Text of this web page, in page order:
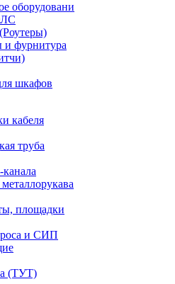
оборудовани
фурнитура
шкафов
кабеля
труба
площадки
и СИП
(ТУТ)